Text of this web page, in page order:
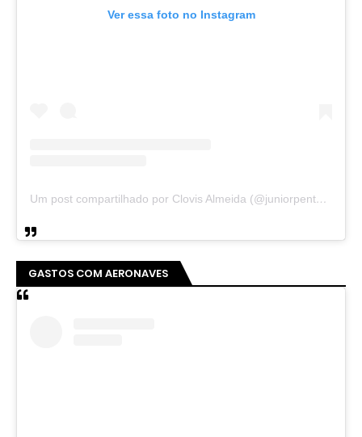
Ver essa foto no Instagram
Um post compartilhado por Clovis Almeida (@juniorpentecoste01)
GASTOS COM AERONAVES